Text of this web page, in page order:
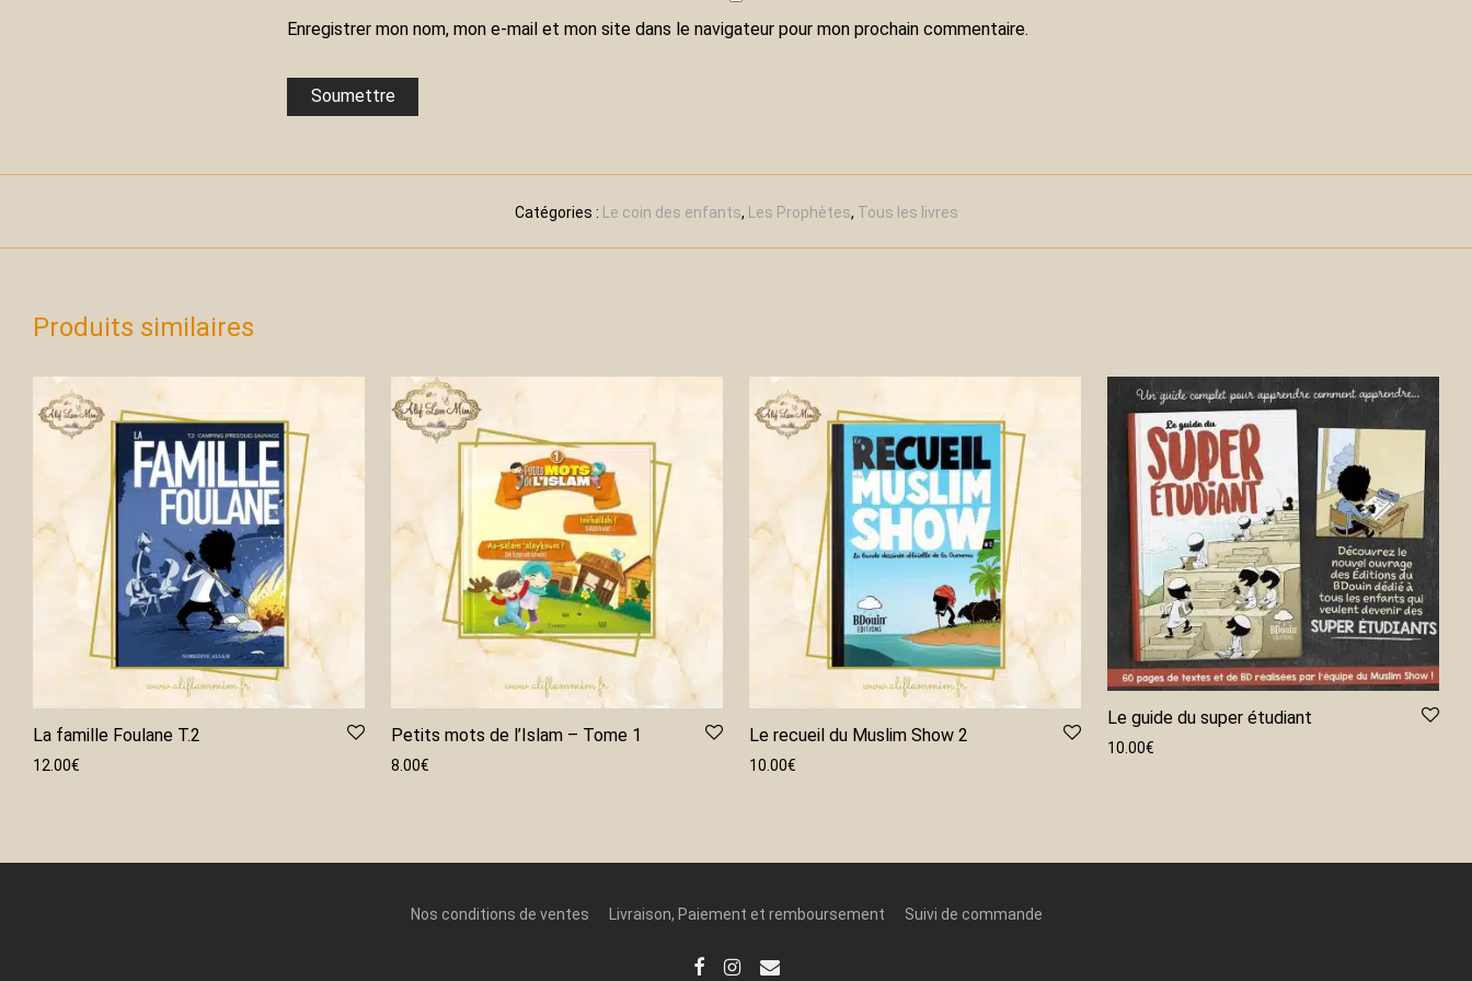
Enregistrer mon nom, mon e-mail et mon site dans le navigateur pour mon prochain commentaire.
Catégories : Le coin des enfants, Les Prophètes, Tous les livres
Produits similaires
La famille Foulane T.2
12.00€
Petits mots de l’Islam – Tome 1
8.00€
Le recueil du Muslim Show 2
10.00€
Le guide du super étudiant
10.00€
Nos conditions de ventes Livraison, Paiement et remboursement Suivi de commande